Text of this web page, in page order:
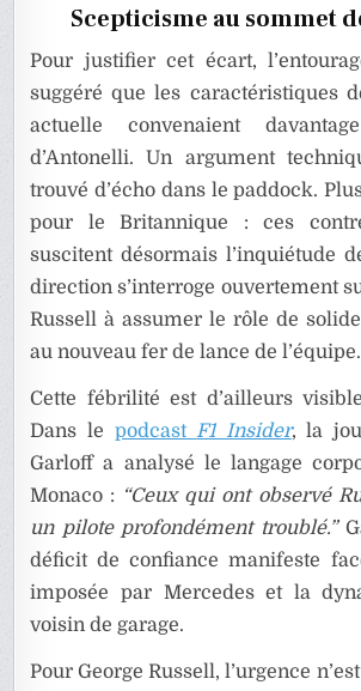
Scepticisme au sommet
Pour justifier cet écart,
suggéré que les caractéristiques
actuelle convenaient
d’Antonelli. Un argument
trouvé d’écho dans le paddock.
pour le Britannique : ces
suscitent désormais l’inquiétude
direction s’interroge ouvertement
Russell à assumer le rôle de
au nouveau fer de lance de l’équipe.
Cette fébrilité est d’ailleurs
Dans le podcastF1 Insider, la
Garloff a analysé le langage
Monaco : “Ceux qui ont observé
un pilote profondément troublé.”
déficit de confiance manifeste
imposée par Mercedes et la
voisin de garage.
Pour George Russell, l’urgence